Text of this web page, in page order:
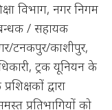
विभाग, नगर निगम
/ सहायक
टनकपुर/काशीपुर,
ट्रक यूनियन के
द्वारा
प्रतिभागियों को